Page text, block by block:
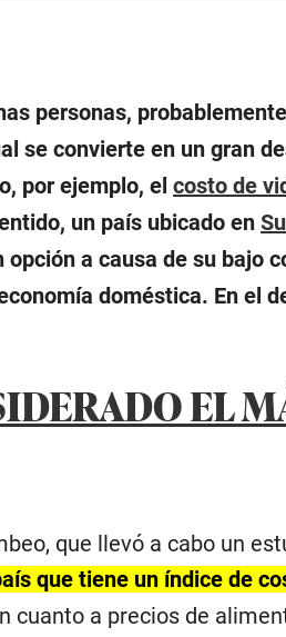
personas,
se convierte en un gran
por ejemplo, elcosto de
un país ubicado en
opción a causa de su bajo
doméstica. En el
EL
que llevó a cabo un
que tiene un índice de
cuanto a precios de